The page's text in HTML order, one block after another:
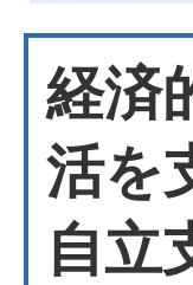
経済
活を
自立